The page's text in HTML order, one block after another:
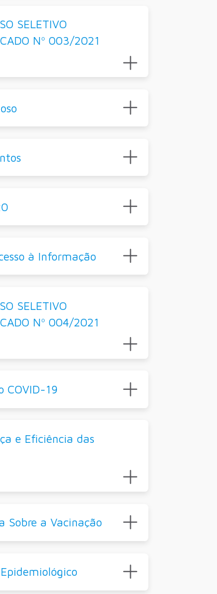
SELETIVO
Nº 003/2021
à Informação
SELETIVO
Nº 004/2021
COVID-19
e Eficiência das
Sobre a Vacinação